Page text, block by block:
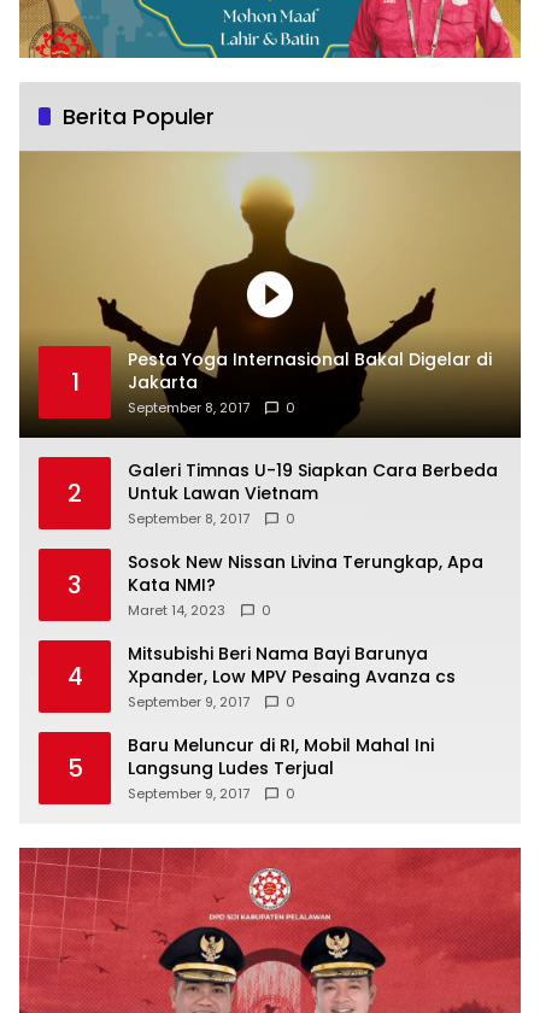
Berita Populer
1
Pesta Yoga Internasional Bakal Digelar di
Jakarta
September 8, 2017 0
2
Galeri Timnas U-19 Siapkan Cara Berbeda
Untuk Lawan Vietnam
September 8, 2017 0
3
Sosok New Nissan Livina Terungkap, Apa
Kata NMI?
Maret 14, 2023 0
4
Mitsubishi Beri Nama Bayi Barunya
Xpander, Low MPV Pesaing Avanza cs
September 9, 2017 0
5
Baru Meluncur di RI, Mobil Mahal Ini
Langsung Ludes Terjual
September 9, 2017 0